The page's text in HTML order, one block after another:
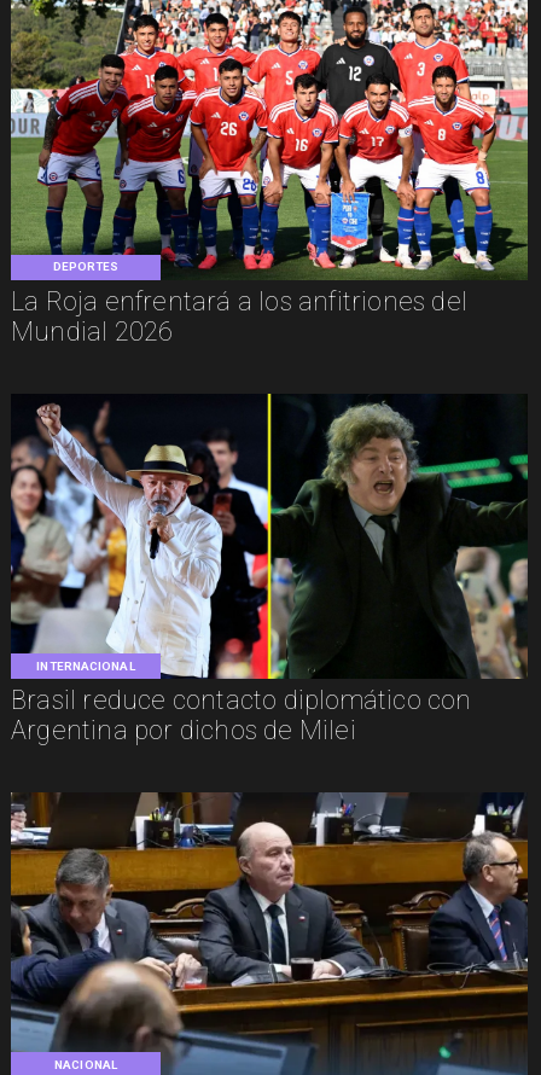
DEPORTES
La Roja enfrentará a los anfitriones del
Mundial 2026
INTERNACIONAL
Brasil reduce contacto diplomático con
Argentina por dichos de Milei
NACIONAL